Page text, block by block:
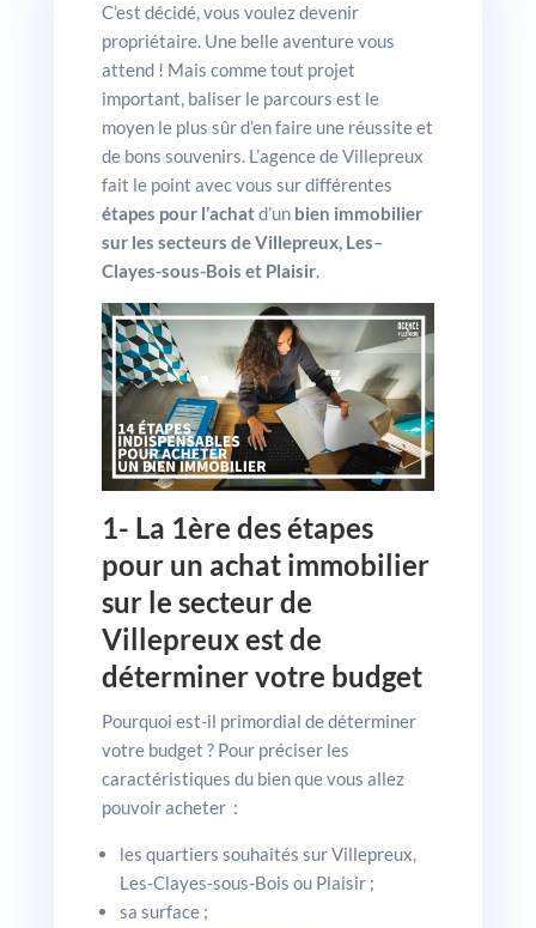
C’est décidé, vous voulez devenir
propriétaire. Une belle aventure vous
attend ! Mais comme tout projet
important, baliser le parcours est le
moyen le plus sûr d’en faire une réussite et
de bons souvenirs. L’agence de Villepreux
fait le point avec vous sur différentes
étapes pour l’achatd’unbien immobilier
sur les secteurs de Villepreux, Les–
Clayes-sous-Bois et Plaisir.
1- La 1ère des étapes
pour un achat immobilier
sur le secteur de
Villepreux est de
déterminer votre budget
Pourquoi est-il primordial de déterminer
votre budget ? Pour préciser les
caractéristiques du bien que vous allez
pouvoir acheter :
les quartiers souhaités sur Villepreux,
Les-Clayes-sous-Bois ou Plaisir ;
sa surface ;